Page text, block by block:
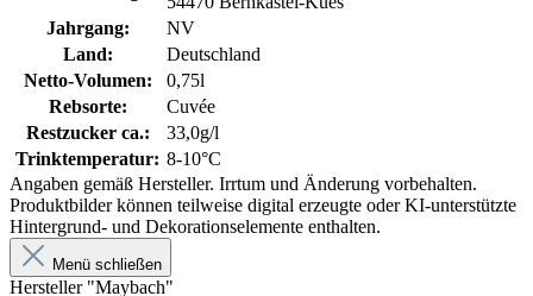
Jahrgang:
NV
Land:
Deutschland
Netto-Volumen:
0,75l
Rebsorte:
Cuvée
Restzucker ca.:
33,0g/l
Trinktemperatur: 8-10°C
Angaben gemäß Hersteller. Irrtum und Änderung vorbehalten.
Produktbilder können teilweise digital erzeugte oder KI-unterstützte
Hintergrund- und Dekorationselemente enthalten.
Menü schließen
Hersteller "Maybach"